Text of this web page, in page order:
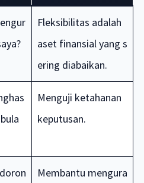
Fleksibilitas adalah
aset finansial yang s
ering diabaikan.
Menguji ketahanan
keputusan.
Membantu mengura